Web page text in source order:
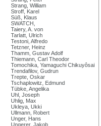
Strang, William
Stroff, Karel
Süß, Klaus
SWATCH,
Taiery, A. von
Tarlatt, Ulrich
Testoni, Alfredo
Tetzner, Heinz
Thamm, Gustav Adolf
Thiemann, Carl Theodor
Tomochika, Yamaguchi Chikuyôsai
Trendafilov, Gudrun
Trepte, Oskar
Tschaplowitz, Edmund
Tübke, Angelika
Uhl, Joseph
Uhlig, Max
Ukleya, Ukki
Ullmann, Robert
Unger, Hans
Ungerer, Jakob